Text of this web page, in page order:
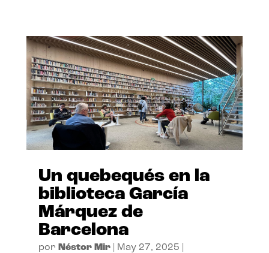
Un quebequés en la
biblioteca García
Márquez de
Barcelona
por Néstor Mir| May 27, 2025